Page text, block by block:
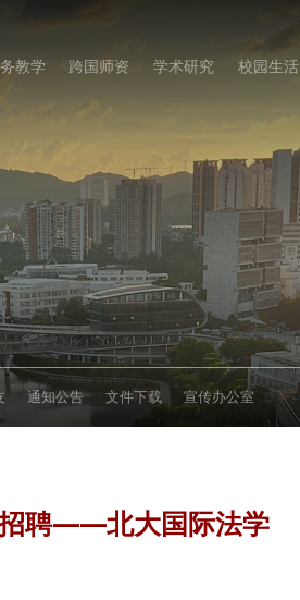
教学 跨国师资 学术研究 校园生活
通知公告 文件下载 宣传办公室
招聘——北大国际法学